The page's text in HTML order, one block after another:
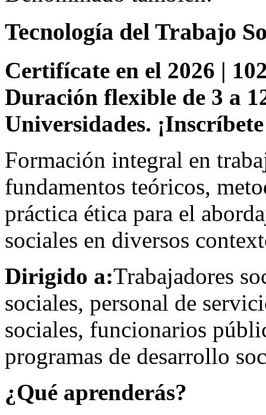
Tecnología del Trabajo
Certifícate en el 2026 |
Duración flexible de 3 a
Universidades.
Formación integral en
fundamentos teóricos,
práctica ética para el
sociales en diversos
Dirigido a:Trabajadores
sociales, personal de
sociales, funcionarios
programas de desarrollo
¿Qué aprenderás?